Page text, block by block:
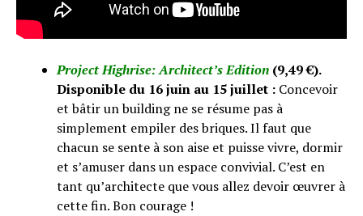
Project Highrise: Architect’s Edition (9,49 €).
Disponible du 16 juin au 15 juillet : Concevoir
et bâtir un building ne se résume pas à
simplement empiler des briques. Il faut que
chacun se sente à son aise et puisse vivre, dormir
et s’amuser dans un espace convivial. C’est en
tant qu’architecte que vous allez devoir œuvrer à
cette fin. Bon courage !